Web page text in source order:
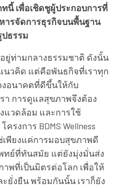
นี้ เพื่อเชิดชูผู้ประกอบการที่
ารจัดการธุรกิจบนพื้นฐาน
ปธรรม
ยู่ท่ามกลางธรรมชาติ ดังนั้น
นวคิด แต่คือพันธกิจที่เราทุก
งอนาคตที่ดีขึ้นให้กับ
า การดูแลสุขภาพจึงต้อง
แวดล้อม และการใช้
รงการ BDMS Wellness
เพียงแค่การมอบสุขภาพดี
ทย์ที่ทันสมัย แต่ยังมุ่งมั่นส่ง
าพที่เป็นมิตรต่อโลก เพื่อให้
ยั่งยืน พร้อมกันนั้น เราก็ยัง